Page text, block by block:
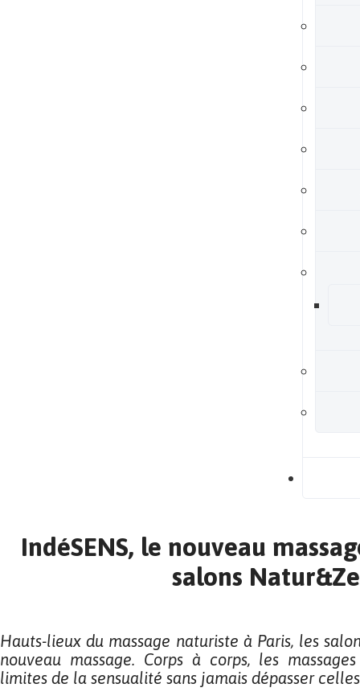
IndéSENS, le nouveau
salons
Hauts-lieux du massage naturiste à Paris, les
nouveau massage. Corps à corps, les
limites de la sensualité sans jamais dépasser